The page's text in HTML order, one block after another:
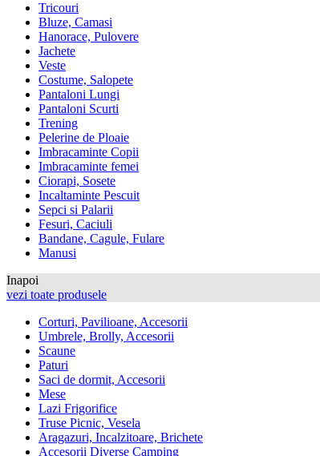
Tricouri
Bluze, Camasi
Hanorace, Pulovere
Jachete
Veste
Costume, Salopete
Pantaloni Lungi
Pantaloni Scurti
Trening
Pelerine de Ploaie
Imbracaminte Copii
Imbracaminte femei
Ciorapi, Sosete
Incaltaminte Pescuit
Sepci si Palarii
Fesuri, Caciuli
Bandane, Cagule, Fulare
Manusi
Inapoi
vezi toate produsele
Corturi, Pavilioane, Accesorii
Umbrele, Brolly, Accesorii
Scaune
Paturi
Saci de dormit, Accesorii
Mese
Lazi Frigorifice
Truse Picnic, Vesela
Aragazuri, Incalzitoare, Brichete
Accesorii Diverse Camping